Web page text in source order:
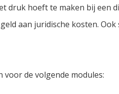
druk hoeft te maken bij een
aan juridische kosten. Ook
de volgende modules: